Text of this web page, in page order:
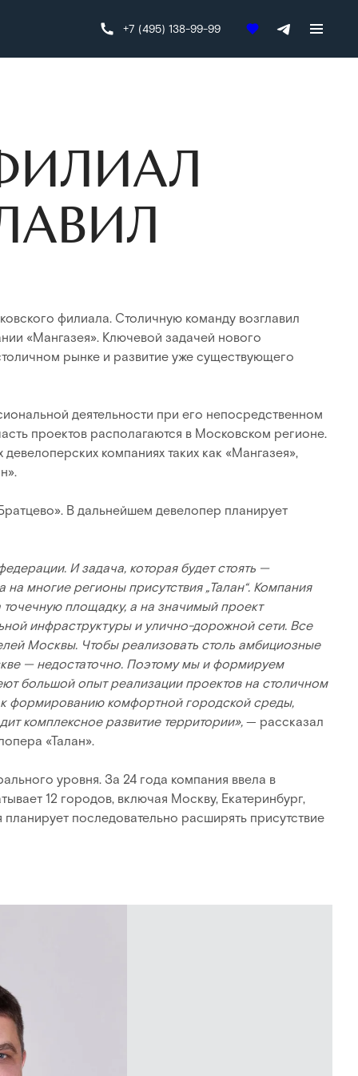
+7 (495) 138-99-99
филиала. Столичную команду возглавил
«Мангазея». Ключевой задачей нового
рынке и развитие уже существующего
деятельности при его непосредственном
проектов располагаются в Московском регионе.
компаниях таких как «Мангазея»,
В дальнейшем девелопер планирует
И задача, которая будет стоять —
многие регионы присутствия „Талан“. Компания
площадку, а на значимый проект
инфраструктуры и улично-дорожной сети. Все
Москвы. Чтобы реализовать столь амбициозные
— недостаточно. Поэтому мы и формируем
большой опыт реализации проектов на столичном
формированию комфортной городской среды,
комплексное развитие территории», — рассказал
«Талан».
уровня. За 24 года компания ввела в
12 городов, включая Москву, Екатеринбург,
последовательно расширять присутствие